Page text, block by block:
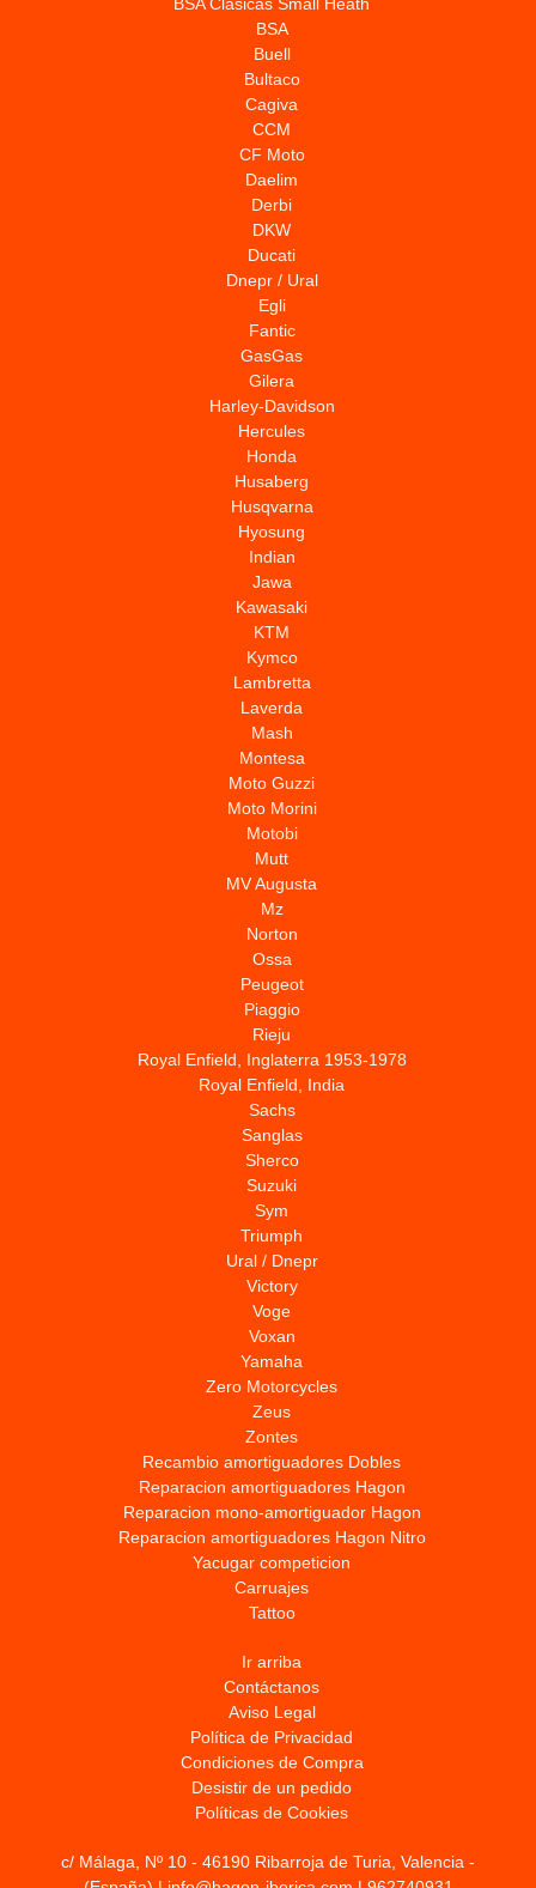
BSA Clasicas Small Heath
BSA
Buell
Bultaco
Cagiva
CCM
CF Moto
Daelim
Derbi
DKW
Ducati
Dnepr / Ural
Egli
Fantic
GasGas
Gilera
Harley-Davidson
Hercules
Honda
Husaberg
Husqvarna
Hyosung
Indian
Jawa
Kawasaki
KTM
Kymco
Lambretta
Laverda
Mash
Montesa
Moto Guzzi
Moto Morini
Motobi
Mutt
MV Augusta
Mz
Norton
Ossa
Peugeot
Piaggio
Rieju
Royal Enfield, Inglaterra 1953-1978
Royal Enfield, India
Sachs
Sanglas
Sherco
Suzuki
Sym
Triumph
Ural / Dnepr
Victory
Voge
Voxan
Yamaha
Zero Motorcycles
Zeus
Zontes
Recambio amortiguadores Dobles
Reparacion amortiguadores Hagon
Reparacion mono-amortiguador Hagon
Reparacion amortiguadores Hagon Nitro
Yacugar competicion
Carruajes
Tattoo
Ir arriba
Contáctanos
Aviso Legal
Política de Privacidad
Condiciones de Compra
Desistir de un pedido
Políticas de Cookies
c/ Málaga, Nº 10 - 46190 Ribarroja de Turia, Valencia -